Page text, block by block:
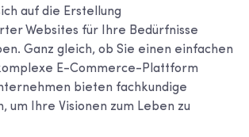
auf die Erstellung
Websites für Ihre Bedürfnisse
Ganz gleich, ob Sie einen einfachen
E-Commerce-Plattform
bieten fachkundige
um Ihre Visionen zum Leben zu